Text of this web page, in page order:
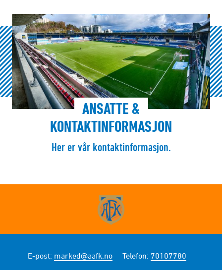
ANSATTE &
KONTAKTINFORMASJON
Her er vår kontaktinformasjon.
E-post: marked@aafk.no Telefon: 70107780